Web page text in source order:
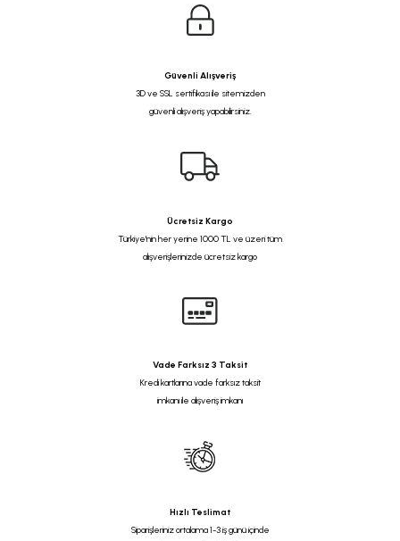
Güvenli Alışveriş
3D ve SSL sertifikası ile sitemizden
güvenli alışveriş yapabilirsiniz.
Ücretsiz Kargo
Türkiye'nin her yerine 1000 TL ve üzeri tüm
alışverişlerinizde ücretsiz kargo
Vade Farksız 3 Taksit
Kredi kartlarına vade farksız taksit
imkanı ile alışveriş imkanı
Hızlı Teslimat
Siparişleriniz ortalama 1-3 iş günü içinde